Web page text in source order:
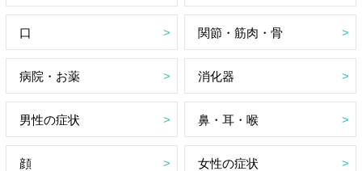
口 関節・筋肉・骨
病院・お薬 消化器
男性の症状 鼻・耳・喉
顔 女性の症状